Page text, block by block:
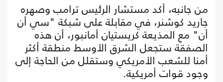
من جانبه، أكد مستشار الرئيس ترامب وصهره
جاريد كوشنر، في مقابلة على شبكة "سي أن
أن" مع المذيعة كريستيان أمانبور، أن هذه
الصفقة ستجعل الشرق الأوسط منطقة أكثر
أمنا للشعب الأمريكي وستقلل من الحاجة إلى
وجود قوات أمريكية.